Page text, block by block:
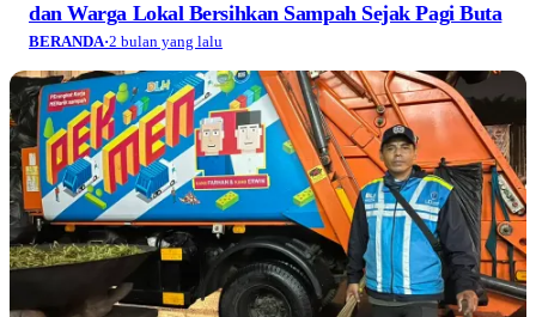
dan Warga Lokal Bersihkan Sampah Sejak Pagi Buta
BERANDA·2 bulan yang lalu